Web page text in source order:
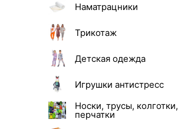
Наматрацники
Трикотаж
Детская одежда
Игрушки антистресс
Носки, трусы, колготки,
перчатки